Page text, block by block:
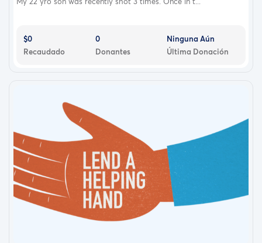
$0
Recaudado
0
Donantes
Ninguna Aún
Última Donación